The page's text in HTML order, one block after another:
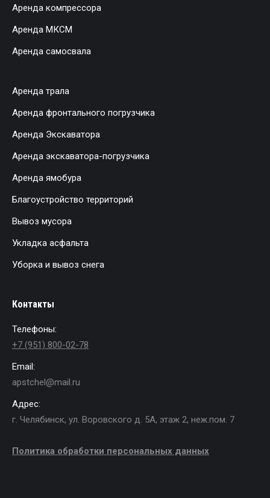
Аренда компрессора
Аренда МКСМ
Аренда самосвала
Аренда трала
Аренда фронтального погрузчика
Аренда Экскаватора
Аренда экскаватора-погрузчика
Аренда ямобура
Благоустройство территорий
Вывоз мусора
Укладка асфальта
Уборка и вывоз снега
Контакты
Телефоны:
+7 (951) 800-02-78
Email:
apstchel@mail.ru
Адрес:
г. Челябинск, ул. Воровского д. 5А, этаж 2, неж.пом. 7
Политика обработки персональных данных